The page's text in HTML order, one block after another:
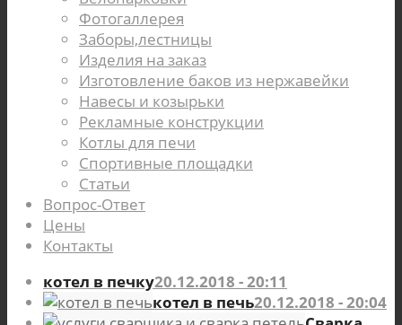
Фотогаллерея
Заборы,лестницы
Изделия на заказ
Изготовление баков из нержавейки
Навесы и козырьки
Рекламные конструкции
Котлы для печи
Спортивные площадки
Статьи
Вопрос-Ответ
Цены
Контакты
котел в печку20.12.2018 - 20:11
котел в печь20.12.2018 - 20:04